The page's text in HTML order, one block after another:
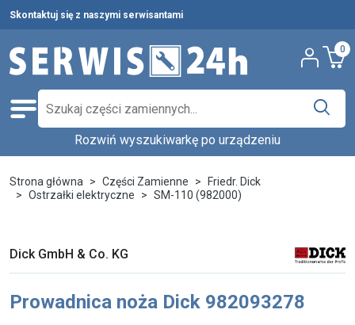
Skontaktuj się z naszymi serwisantami
0
Części zamienne
Pełna oferta
Środki czystości
Ostatnie sztuki
Serwis urządzeń
aby znaleźć części w katalogu.
Rozwiń wyszukiwarkę po urządzeniu
Strona główna Części Zamienne
Friedr. Dick
Ostrzałki elektryczne
SM-110 (982000)
Dick GmbH & Co. KG
Prowadnica noża Dick 982093278